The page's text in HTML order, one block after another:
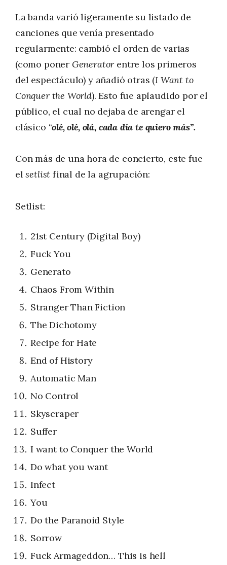
La banda varió ligeramente su listado de
canciones que venía presentado
regularmente: cambió el orden de varias
(como poner Generator entre los primeros
del espectáculo) y añadió otras (I Want to
Conquer the World). Esto fue aplaudido por el
público, el cual no dejaba de arengar el
clásico “olé, olé, olá, cada día te quiero más”.
Con más de una hora de concierto, este fue
elsetlist final de la agrupación:
Setlist:
21st Century (Digital Boy)
Fuck You
Generato
Chaos From Within
Stranger Than Fiction
The Dichotomy
Recipe for Hate
End of History
Automatic Man
No Control
Skyscraper
Suffer
I want to Conquer the World
Do what you want
Infect
You
Do the Paranoid Style
Sorrow
Fuck Armageddon… This is hell